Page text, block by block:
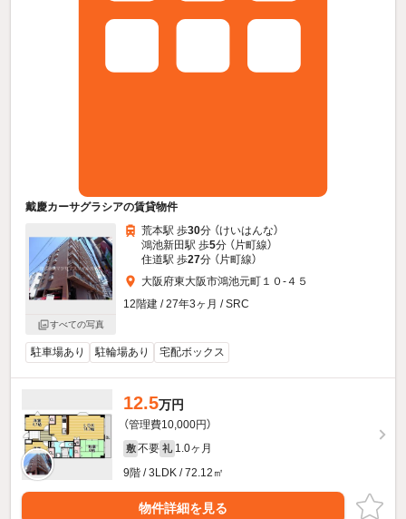
戴慶カーサグラシアの賃貸物件
すべての写真
荒本駅 歩30分 （けいはんな）
鴻池新田駅 歩5分 （片町線）
住道駅 歩27分 （片町線）
大阪府東大阪市鴻池元町１０-４５
12階建 / 27年3ヶ月 / SRC
駐車場あり 駐輪場あり 宅配ボックス
12.5万円
（管理費10,000円）
敷 不要 礼 1.0ヶ月
9階 / 3LDK / 72.12㎡
物件詳細を見る